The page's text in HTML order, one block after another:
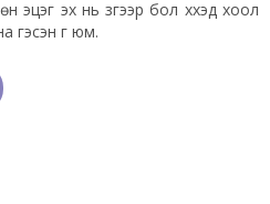
эцэг эх нь зүгээр бол хүүхэд хоол
гэсэн үг юм.